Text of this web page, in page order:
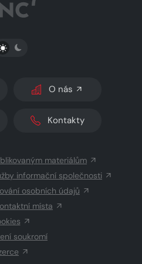
PŘEPNOUT SVĚTLÝ/TMAVÝ REŽIM
O nás
Kontakty
materiálům
informační společnosti
osobních údajů
místa
soukromí